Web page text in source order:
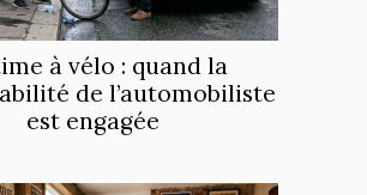
à vélo : quand la
de l’automobiliste
est engagée